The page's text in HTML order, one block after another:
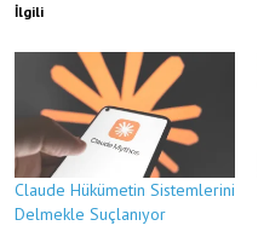
İlgili
Claude Hükümetin Sistemlerini
Delmekle Suçlanıyor